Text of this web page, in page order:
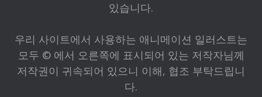
있습니다.
우리 사이트에서 사용하는 애니메이션 일러스트는
모두 © 에서 오른쪽에 표시되어 있는 저작자님께
저작권이 귀속되어 있으니 이해, 협조 부탁드립니
다.